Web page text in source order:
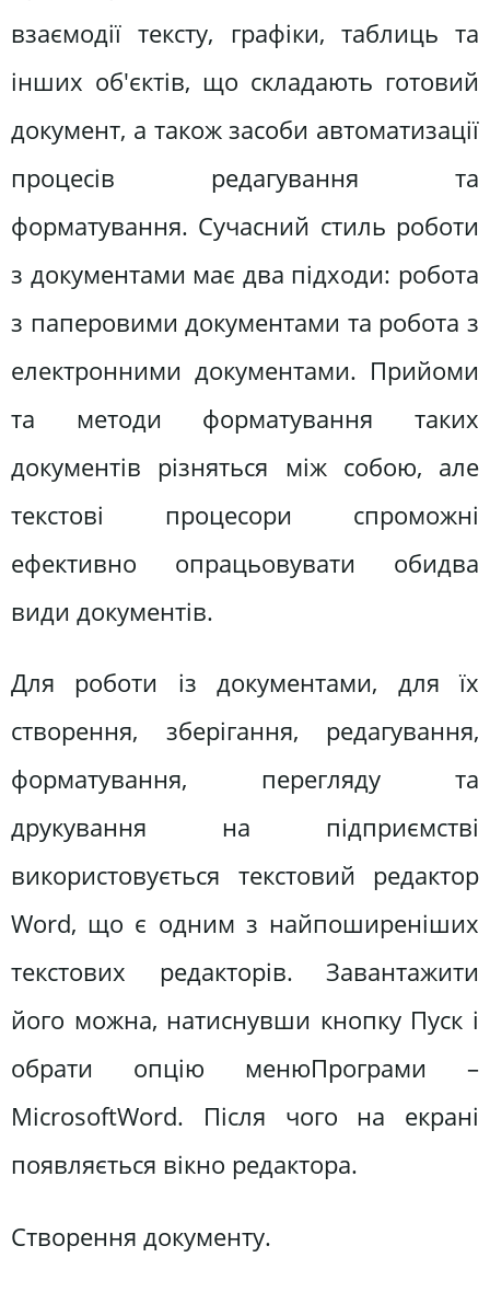
взаємодії тексту, графіки, таблиць та
інших об'єктів, що складають готовий
документ, а також засоби автоматизації
процесів редагування та
форматування. Сучасний стиль роботи
з документами має два підходи: робота
з паперовими документами та робота з
електронними документами. Прийоми
та методи форматування таких
документів різняться між собою, але
текстові процесори спроможні
ефективно опрацьовувати обидва
види документів.
Для роботи із документами, для їх
створення, зберігання, редагування,
форматування, перегляду та
друкування на підприємстві
використовується текстовий редактор
Word, що є одним з найпоширеніших
текстових редакторів. Завантажити
його можна, натиснувши кнопку Пуск і
обрати опцію менюПрограми –
MicrosoftWord. Після чого на екрані
появляється вікно редактора.
Створення документу.